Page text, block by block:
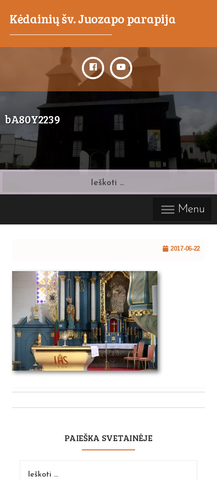
Kėdainių šv. Juozapo parapija
bA80Y2239
Menu
2017-06-22
navigation
PAIEŠKA SVETAINĖJE